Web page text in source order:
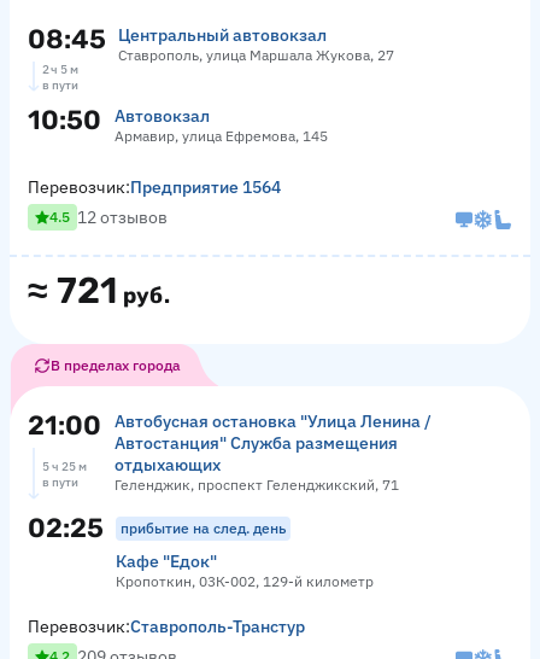
08:45 Центральный автовокзал
Ставрополь, улица Маршала Жукова, 27
2 ч 5 м
в пути
10:50 Автовокзал
Армавир, улица Ефремова, 145
≈ 721 руб.
Перевозчик:Предприятие 1564
4.5 12 отзывов
В пределах города
21:00
Автобусная остановка "Улица Ленина /
Автостанция" Служба размещения
отдыхающих
Геленджик, проспект Геленджикский, 71
5 ч 25 м
в пути
02:25 прибытие на след. день
Кафе "Едок"
Кропоткин, 03К-002, 129-й километр
Перевозчик:Ставрополь-Транстур